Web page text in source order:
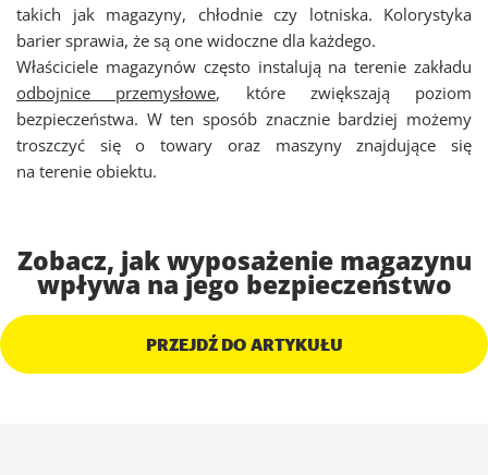
takich jak magazyny, chłodnie czy lotniska. Kolorystyka
barier sprawia, że są one widoczne dla każdego.
Właściciele magazynów często instalują na terenie zakładu
odbojnice przemysłowe, które zwiększają poziom
bezpieczeństwa. W ten sposób znacznie bardziej możemy
troszczyć się o towary oraz maszyny znajdujące się
na terenie obiektu.
Zobacz, jak wyposażenie magazynu
wpływa na jego bezpieczeństwo
PRZEJDŹ DO ARTYKUŁU